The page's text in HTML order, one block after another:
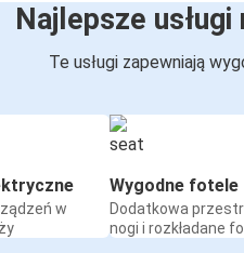
Najlepsze usługi
Te usługi zapewniają
w
Wygodne fotele
Dodatkowa
nogi i rozkładane